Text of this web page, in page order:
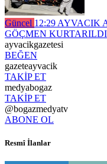
Güncel 12:29 AYVACIK
GÖÇMEN KURTARILDI
ayvacikgazetesi
BEĞEN
gazeteayvacik
TAKİP ET
medyabogaz
TAKİP ET
@bogazmedyatv
ABONE OL
Resmî İlanlar